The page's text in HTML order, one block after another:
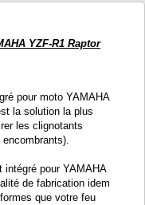
YZF-R1 Raptor
pour moto YAMAHA
la solution la plus
les clignotants
intégré pour YAMAHA
de fabrication idem
que votre feu